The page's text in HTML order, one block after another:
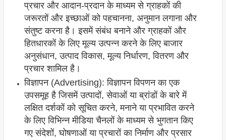
प्रचार और आदान-प्रदान के माध्यम से ग्राहकों की
जरूरतों और इच्छाओं को पहचानना, अनुमान लगाना और
संतुष्ट करना है। इसमें संबंध बनाने और ग्राहकों और
हितधारकों के लिए मूल्य उत्पन्न करने के लिए बाजार
अनुसंधान, उत्पाद विकास, मूल्य निर्धारण, वितरण और
प्रचार शामिल है।
विज्ञापन (Advertising): विज्ञापन विपणन का एक
उपसमूह है जिसमें उत्पादों, सेवाओं या ब्रांडों के बारे में
लक्षित दर्शकों को सूचित करने, मनाने या प्रभावित करने
के लिए विभिन्न मीडिया चैनलों के माध्यम से भुगतान किए
गए संदेशों, घोषणाओं या प्रचारों का निर्माण और प्रसार